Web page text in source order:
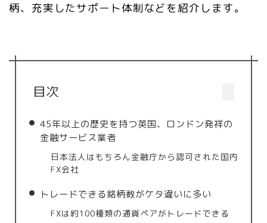
柄、充実したサポート体制などを紹介します。
目次
45年以上の歴史を持つ英国、ロンドン発祥の
金融サービス業者
日本法人はもちろん金融庁から認可された国内
FX会社
トレードできる銘柄数がケタ違いに多い
FXは約100種類の通貨ペアがトレードできる